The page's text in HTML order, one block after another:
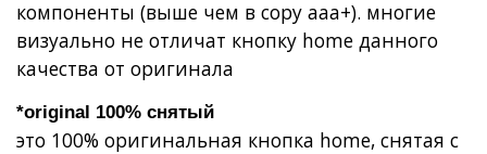
компоненты (выше чем в copy aaa+). многие
визуально не отличат кнопку home данного
качества от оригинала
*original 100% снятый
это 100% оригинальная кнопка home, снятая с